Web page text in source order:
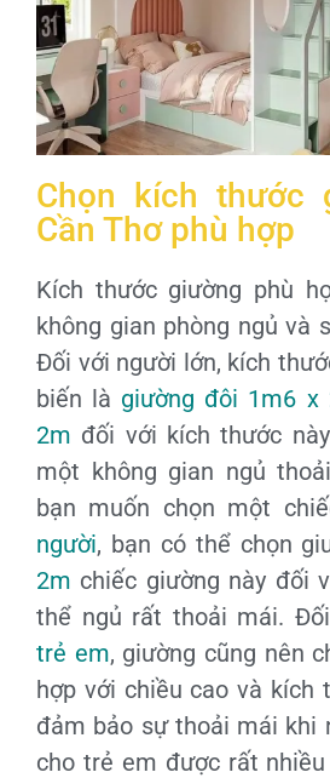
Chọn kích thước
Cần Thơ phù hợp
Kích thước giường phù
không gian phòng ngủ và
Đối với người lớn, kích
biến là giường đôi 1m6 x
2m đối với kích thước
một không gian ngủ
bạn muốn chọn một
người, bạn có thể chọn
2m chiếc giường này đối
thể ngủ rất thoải mái.
trẻ em, giường cũng nên
hợp với chiều cao và kích
đảm bảo sự thoải mái khi
cho trẻ em được rất nhiều